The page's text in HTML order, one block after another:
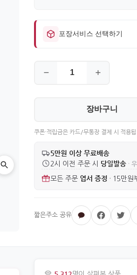
포장서비스 선택하기
장바구니
쿠폰·적립금은 카드/무통장 결제 시 적용
5만원 이상 무료배송
2시 이전 주문 시 당일발송 ·
모든 주문 엽서 증정 · 15만원